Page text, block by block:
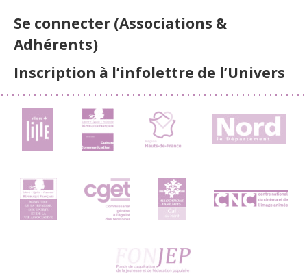
Se connecter (Associations &
Adhérents)
Inscription à l’infolettre de l’Univers